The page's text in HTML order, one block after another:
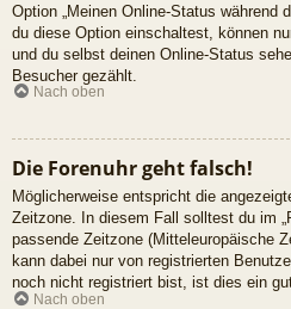
Option „Meinen Online-Status während
du diese Option einschaltest, können
und du selbst deinen Online-Status
Besucher gezählt.
Nach oben
Die Forenuhr geht falsch!
Möglicherweise entspricht die
Zeitzone. In diesem Fall solltest du im
passende Zeitzone (Mitteleuropäische
kann dabei nur von registrierten
noch nicht registriert bist, ist dies ein
Nach oben